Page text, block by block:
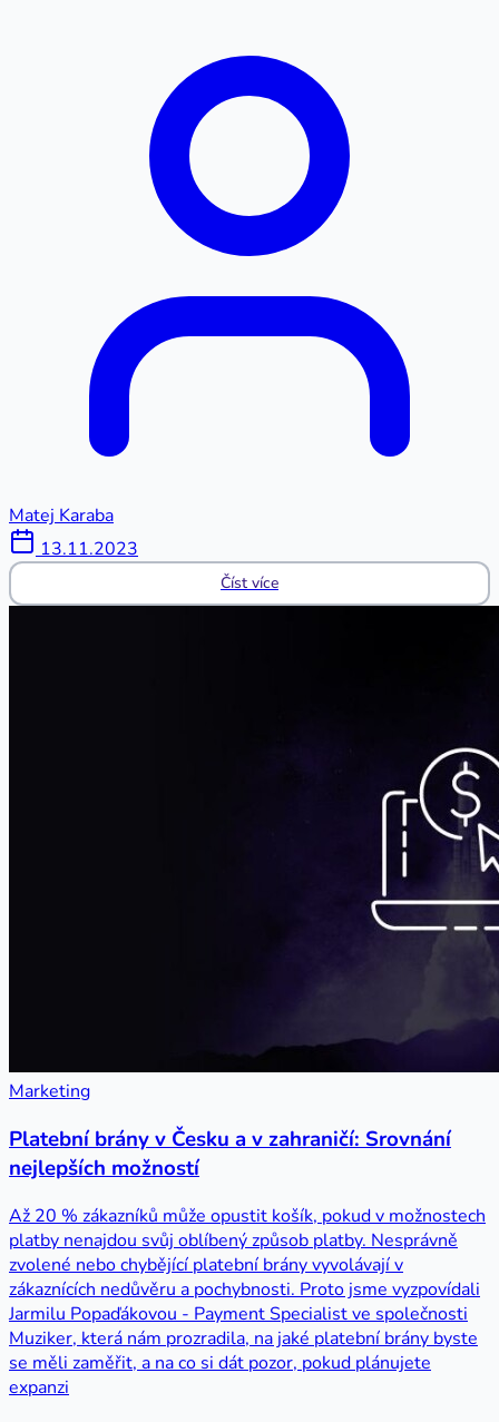
Matej Karaba
13.11.2023
Číst více
Marketing
Platební brány v Česku a v zahraničí: Srovnání
nejlepších možností
Až 20 % zákazníků může opustit košík, pokud v možnostech
platby nenajdou svůj oblíbený způsob platby. Nesprávně
zvolené nebo chybějící platební brány vyvolávají v
zákaznících nedůvěru a pochybnosti. Proto jsme vyzpovídali
Jarmilu Popaďákovou - Payment Specialist ve společnosti
Muziker, která nám prozradila, na jaké platební brány byste
se měli zaměřit, a na co si dát pozor, pokud plánujete
expanzi